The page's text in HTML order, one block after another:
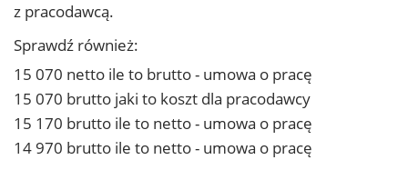
z pracodawcą.
Sprawdź również:
15 070 netto ile to brutto - umowa o pracę
15 070 brutto jaki to koszt dla pracodawcy
15 170 brutto ile to netto - umowa o pracę
14 970 brutto ile to netto - umowa o pracę